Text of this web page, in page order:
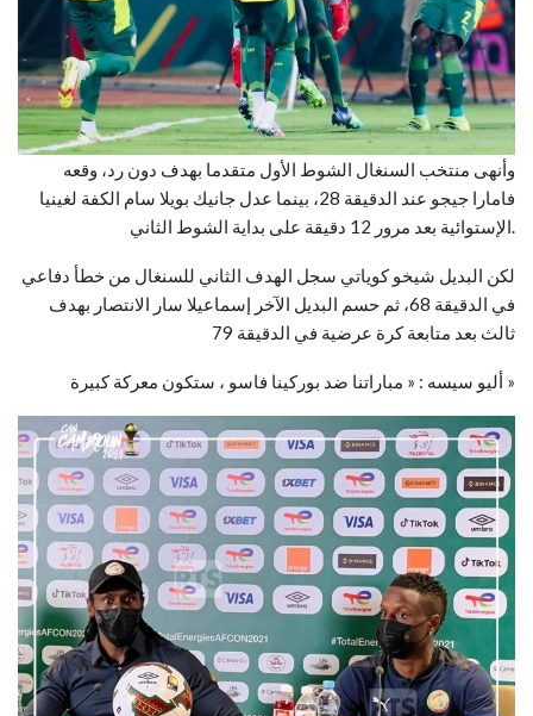
وأنهى منتخب السنغال الشوط الأول متقدما بهدف دون رد، وقعه
فامارا جيجو عند الدقيقة 28، بينما عدل جانيك بويلا سام الكفة لغينيا
الإستوائية بعد مرور 12 دقيقة على بداية الشوط الثاني.
لكن البديل شيخو كوياتي سجل الهدف الثاني للسنغال من خطأ دفاعي
في الدقيقة 68، ثم حسم البديل الآخر إسماعيلا سار الانتصار بهدف
ثالث بعد متابعة كرة عرضية في الدقيقة 79
أليو سيسه : « مباراتنا ضد بوركينا فاسو ، ستكون معركة كبيرة »